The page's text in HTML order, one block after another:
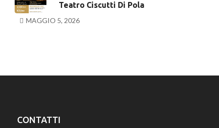
Teatro Ciscutti Di Pola
MAGGIO 5, 2026
CONTATTI